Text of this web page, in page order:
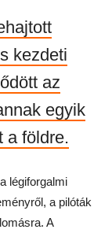
kezdeti
az
egyik
a földre.
légiforgalmi
a pilóták
A